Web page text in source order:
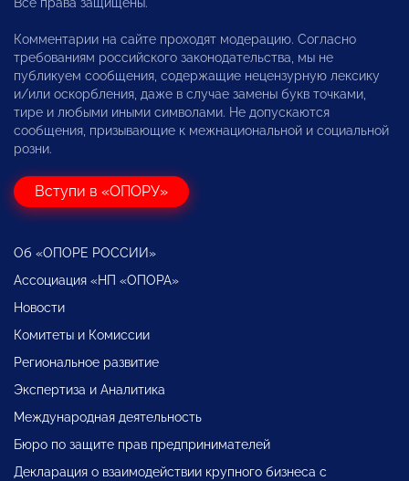
Все права защищены.
Комментарии на сайте проходят модерацию. Согласно
требованиям российского законодательства, мы не
публикуем сообщения, содержащие нецензурную лексику
и/или оскорбления, даже в случае замены букв точками,
тире и любыми иными символами. Не допускаются
сообщения, призывающие к межнациональной и социальной
розни.
Вступи в «ОПОРУ»
Об «ОПОРЕ РОССИИ»
Ассоциация «НП «ОПОРА»
Новости
Комитеты и Комиссии
Региональное развитие
Экспертиза и Аналитика
Международная деятельность
Бюро по защите прав предпринимателей
Декларация о взаимодействии крупного бизнеса с